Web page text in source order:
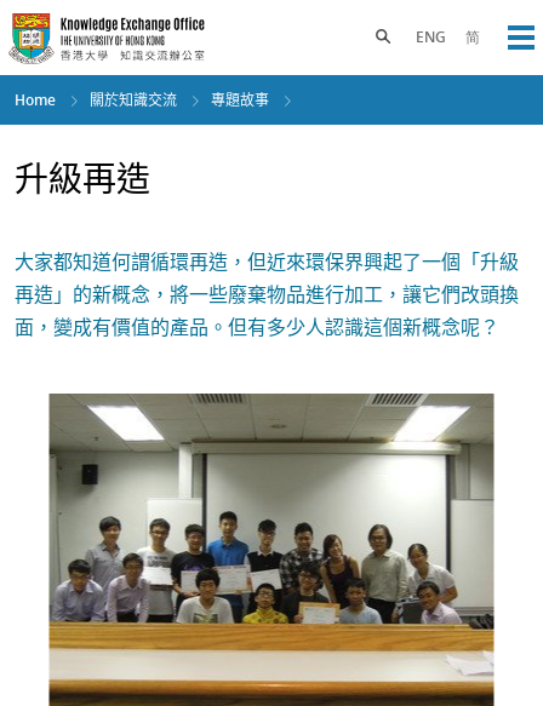
Skip
to
main
content
ENG 简
Toggle search panel
Home 關於知識交流 專題故事
升級再造
大家都知道何謂循環再造，但近來環保界興起了一個「升級
再造」的新概念，將一些廢棄物品進行加工，讓它們改頭換
面，變成有價值的產品。但有多少人認識這個新概念呢？